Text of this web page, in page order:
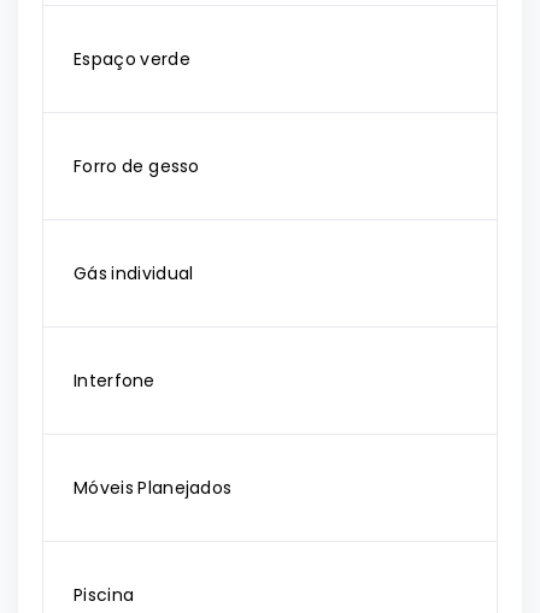
Espaço verde
Forro de gesso
Gás individual
Interfone
Móveis Planejados
Piscina